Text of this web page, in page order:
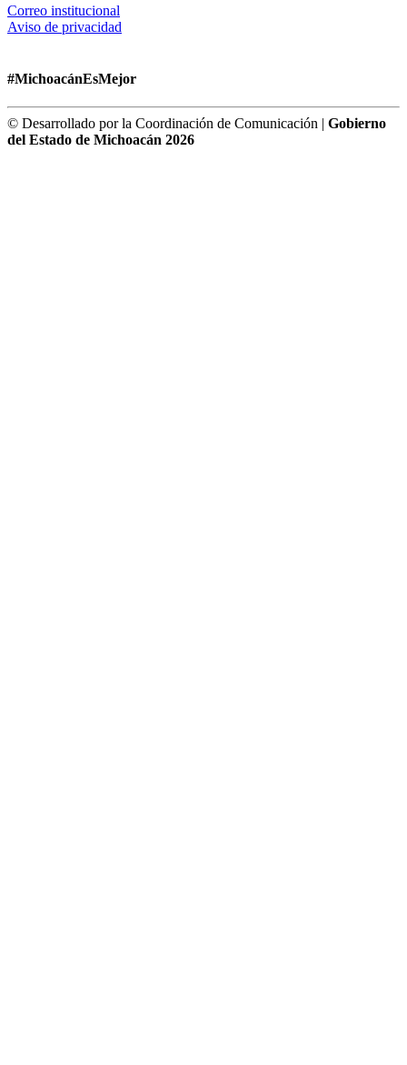
Correo institucional
Aviso de privacidad
#MichoacánEsMejor
© Desarrollado por la Coordinación de Comunicación | Gobierno
del Estado de Michoacán 2026